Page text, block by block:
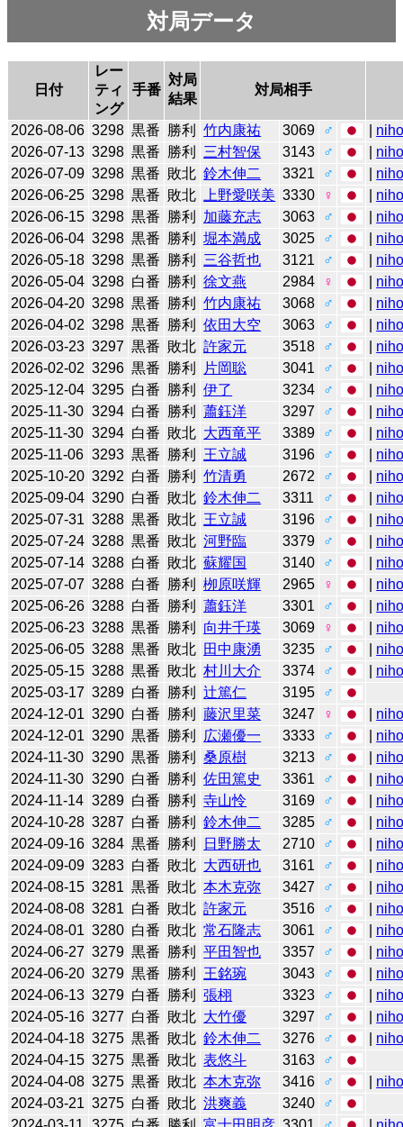
対局データ
日付
レー
ティ
ング
手番
対局
結果
対局相手
2026-08-06 3298 黒番 勝利 竹内康祐 3069 ♂
2026-07-13 3298 黒番 勝利 三村智保 3143 ♂
2026-07-09 3298 黒番 敗北 鈴木伸二 3321 ♂
2026-06-25 3298 黒番 敗北 上野愛咲美 3330 ♀
2026-06-15 3298 黒番 勝利 加藤充志 3063 ♂
2026-06-04 3298 黒番 勝利 堀本満成 3025 ♂
2026-05-18 3298 黒番 勝利 三谷哲也 3121 ♂
2026-05-04 3298 白番 勝利 徐文燕 2984 ♀
2026-04-20 3298 黒番 勝利 竹内康祐 3068 ♂
2026-04-02 3298 黒番 勝利 依田大空 3063 ♂
2026-03-23 3297 黒番 敗北 許家元 3518 ♂
2026-02-02 3296 黒番 勝利 片岡聡 3041 ♂
2025-12-04 3295 白番 勝利 伊了 3234 ♂
2025-11-30 3294 白番 勝利 蕭鈺洋 3297 ♂
2025-11-30 3294 白番 敗北 大西竜平 3389 ♂
2025-11-06 3293 黒番 勝利 王立誠 3196 ♂
2025-10-20 3292 白番 勝利 竹清勇 2672 ♂
2025-09-04 3290 白番 敗北 鈴木伸二 3311 ♂
2025-07-31 3288 黒番 敗北 王立誠 3196 ♂
2025-07-24 3288 黒番 敗北 河野臨 3379 ♂
2025-07-14 3288 白番 敗北 蘇耀国 3140 ♂
2025-07-07 3288 白番 勝利 栁原咲輝 2965 ♀
2025-06-26 3288 白番 勝利 蕭鈺洋 3301 ♂
2025-06-23 3288 黒番 勝利 向井千瑛 3069 ♀
2025-06-05 3288 黒番 敗北 田中康湧 3235 ♂
2025-05-15 3288 黒番 敗北 村川大介 3374 ♂
2025-03-17 3289 白番 勝利 辻󠄀篤仁 3195
♂
2024-12-01 3290 白番 勝利 藤沢里菜 3247 ♀
2024-12-01 3290 黒番 勝利 広瀬優一 3333 ♂
2024-11-30 3290 黒番 勝利 桑原樹 3213 ♂
2024-11-30 3290 白番 勝利 佐田篤史 3361 ♂
2024-11-14 3289 白番 勝利 寺山怜 3169 ♂
2024-10-28 3287 白番 勝利 鈴木伸二 3285 ♂
2024-09-16 3284 黒番 勝利 日野勝太 2710 ♂
2024-09-09 3283 白番 敗北 大西研也 3161 ♂
2024-08-15 3281 黒番 敗北 本木克弥 3427 ♂
2024-08-08 3281 白番 敗北 許家元 3516 ♂
2024-08-01 3280 白番 敗北 常石隆志 3061 ♂
2024-06-27 3279 黒番 勝利 平田智也 3357 ♂
2024-06-20 3279 黒番 勝利 王銘琬 3043 ♂
2024-06-13 3279 白番 勝利 張栩 3323 ♂
2024-05-16 3277 白番 敗北 大竹優 3297 ♂
2024-04-18 3275 黒番 敗北 鈴木伸二 3276 ♂
2024-04-15 3275 黒番 敗北 表悠斗 3163
♂
2024-04-08 3275 黒番 敗北 本木克弥 3416 ♂
2024-03-21 3275 白番 敗北 洪爽義 3240
♂